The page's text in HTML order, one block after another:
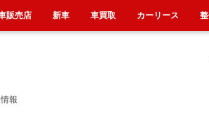
報
販売店 新車 車買取 カーリース